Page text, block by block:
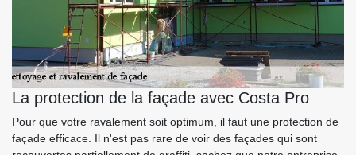
La protection de la façade avec Costa Pro
Pour que votre ravalement soit optimum, il faut une protection de
façade efficace. Il n'est pas rare de voir des façades qui sont